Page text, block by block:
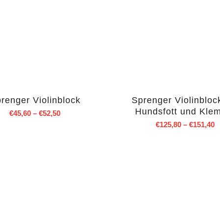
Violinblock
€45,60 –€52,50
Sprenger
Hundsfott und
€125,80– €151,40